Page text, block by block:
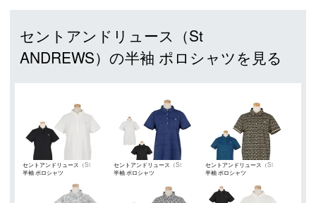
セントアンドリュース（St
ANDREWS）の半袖 ポロシャツを見る
セントアンドリュース（St
ANDREWS）
半袖 ポロシャツ
セントアンドリュース（St
ANDREWS）
半袖 ポロシャツ
セントアンドリュース（St
ANDREWS）
半袖 ポロシャツ